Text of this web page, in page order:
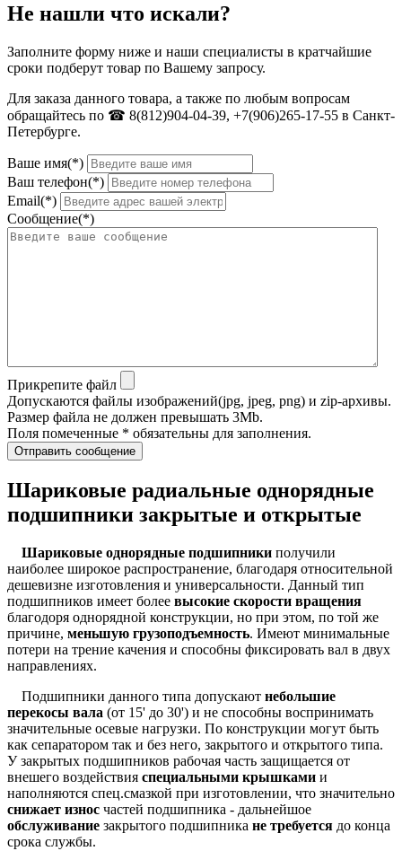
Не нашли что искали?
Заполните форму ниже и наши специалисты в кратчайшие
сроки подберут товар по Вашему запросу.
Для заказа данного товара, а также по любым вопросам
обращайтесь по ☎ 8(812)904-04-39, +7(906)265-17-55 в Санкт-
Петербурге.
Ваше имя(*)
Ваш телефон(*)
Email(*)
Сообщение(*)
Прикрепите файл
Допускаются файлы изображений(jpg, jpeg, png) и zip-архивы.
Размер файла не должен превышать 3Mb.
Поля помеченные * обязательны для заполнения.
Отправить сообщение
Шариковые радиальные однорядные
подшипники закрытые и открытые
Шариковые однорядные подшипники получили
наиболее широкое распространение, благодаря относительной
дешевизне изготовления и универсальности. Данный тип
подшипников имеет более высокие скорости вращения
благодоря однорядной конструкции, но при этом, по той же
причине, меньшую грузоподъемность. Имеют минимальные
потери на трение качения и способны фиксировать вал в двух
направлениях.
Подшипники данного типа допускают небольшие
перекосы вала (от 15' до 30') и не способны воспринимать
значительные осевые нагрузки. По конструкции могут быть
как сепаратором так и без него, закрытого и открытого типа.
У закрытых подшипников рабочая часть защищается от
внешего воздействия специальными крышками и
наполняются спец.смазкой при изготовлении, что значительно
снижает износ частей подшипника - дальнейшое
обслуживание закрытого подшипника не требуется до конца
срока службы.